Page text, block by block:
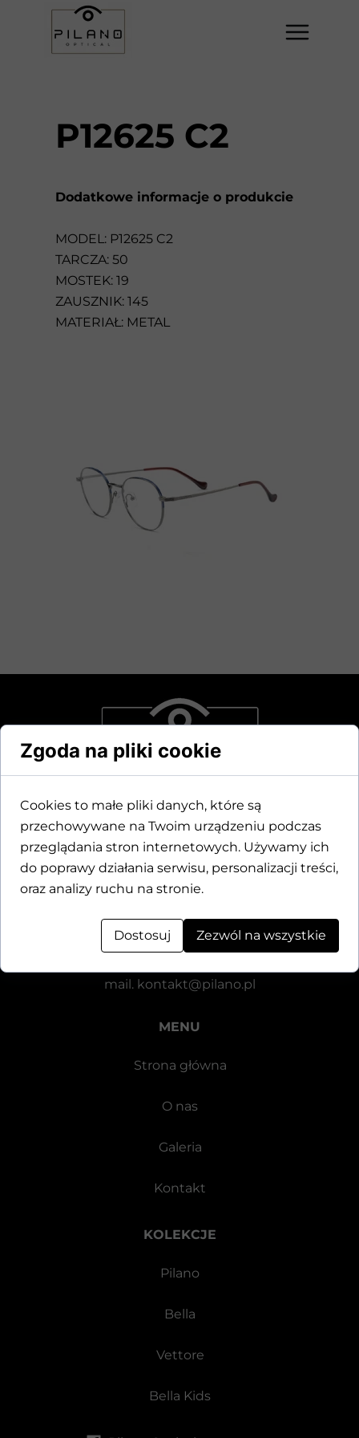
Dodatkowe informacje o produkcie
MODEL: P12625 C2
TARCZA: 50
MOSTEK: 19
ZAUSZNIK: 145
MATERIAŁ: METAL
P12625 C2
KOLEKCJE
Pilano
Bella
Vettore
Bella Kids
MENU
Strona główna
O nas
Galeria
Kontakt
Dane kontaktowe
Motylewska 24
tel.+48 571 521 126
mail. kontakt@pilano.pl
Zgoda na pliki cookie
Cookies to małe pliki danych, które są
przechowywane na Twoim urządzeniu podczas
przeglądania stron internetowych. Używamy ich
do poprawy działania serwisu, personalizacji treści,
oraz analizy ruchu na stronie.
Dostosuj Zezwól na wszystkie